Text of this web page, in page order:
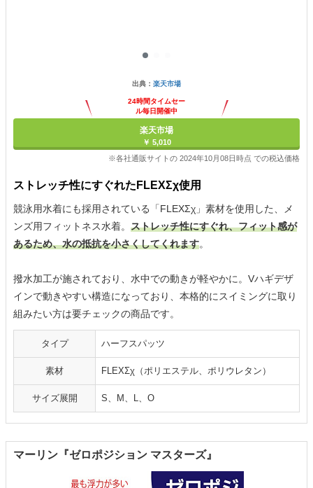
出典： 楽天市場
24時間タイムセー
ル毎日開催中
楽天市場
￥ 5,010
※各社通販サイトの 2024年10月08日時点 での税込価格
ストレッチ性にすぐれたFLEXΣχ使用
競泳用水着にも採用されている「FLEXΣχ」素材を使用した、メ
ンズ用フィットネス水着。 ストレッチ性にすぐれ、フィット感が
あるため、水の抵抗を小さくしてくれます。
撥水加工が施されており、水中での動きが軽やかに。Vハギデザ
インで動きやすい構造になっており、本格的にスイミングに取り
組みたい方は要チェックの商品です。
タイプ ハーフスパッツ
素材 FLEXΣχ（ポリエステル、ポリウレタン）
サイズ展開 S、M、L、O
マーリン『ゼロポジション マスターズ』